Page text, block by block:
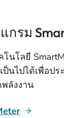
กรม
โนโลยี
นไปได้เพื่อปร
ลังงาน